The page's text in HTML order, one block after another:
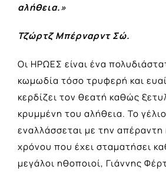
αλήθεια.»
Τζώρτζ Μπέρναρντ Σώ.
Οι ΗΡΩΕΣ είναι ένα
κωμωδία τόσο τρυφερή και
κερδίζει τον θεατή καθώς
κρυμμένη του αλήθεια. Το
εναλλάσσεται με την απέραντη
χρόνου που έχει σταματήσει
μεγάλοι ηθοποιοί, Γιάννης